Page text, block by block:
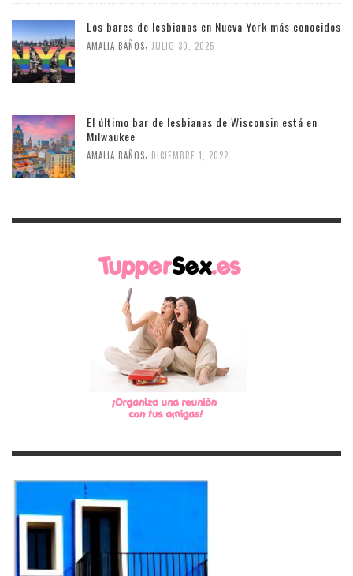
Los bares de lesbianas en Nueva York más conocidos
AMALIA BAÑOS, JULIO 30, 2025
El último bar de lesbianas de Wisconsin está en
Milwaukee
AMALIA BAÑOS, DICIEMBRE 1, 2022